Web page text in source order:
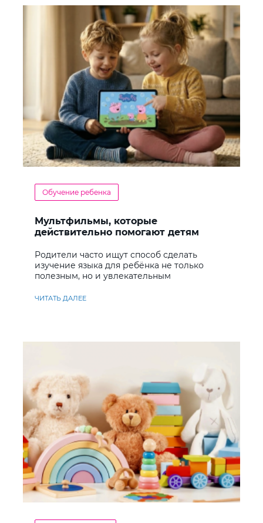
Обучение ребенка
Мультфильмы, которые
действительно помогают детям
Родители часто ищут способ сделать
изучение языка для ребёнка не только
полезным, но и увлекательным
ЧИТАТЬ ДАЛЕЕ